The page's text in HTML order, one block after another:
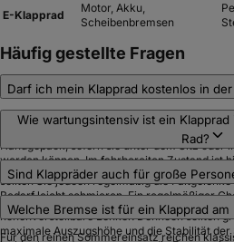
E-Klapprad
Motor, Akku,
Scheibenbremsen
Häufig gestellte Fragen
Darf ich mein Klapprad kostenlos in
In der Regel ja. Bei der Deutschen Bahn und
Verkehrsverbünden gelten
Handgepäck, sofern sie unter dem Sitz oder
werden können. Im fahrbereiten Zustand ist
erforderlich.
Wie wartungsintensiv ist ein
Rad?
Die grundlegende Wartung von Kette und
sollten Sie jedoch regelmäßig die
Bedarf leicht schmieren. Ein regelmäßiger
festen Sitz ist für die Sicherheit unerlässlich.
Sind Klappräder auch für große
Viele Modelle verfügen über sehr lange,
höhenverstellbare Lenker. Dennoch sollten
maximale Auszugshöhe und die Stabilität
Welche Bremse ist für ein Klapprad am
Für den reinen Sommereinsatz reichen